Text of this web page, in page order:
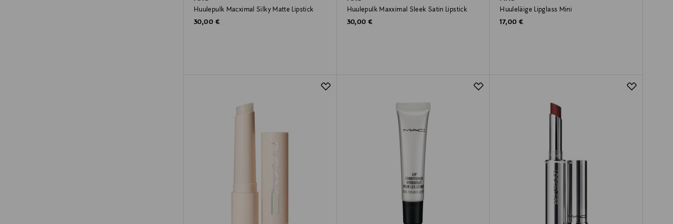
Huulepulk Macximal Silky Matte Lipstick
Original Price
30,00 €
Huulepulk Maxximal Sleek Satin Lipstick
Original Price
30,00 €
Huuleläige Lipglass Mini
Original Price
17,00 €